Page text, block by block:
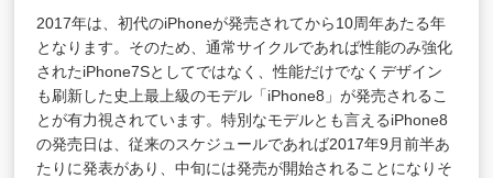
2017年は、初代のiPhoneが発売されてから10周年あたる年
となります。そのため、通常サイクルであれば性能のみ強化
されたiPhone7Sとしてではなく、性能だけでなくデザイン
も刷新した史上最上級のモデル「iPhone8」が発売されるこ
とが有力視されています。特別なモデルとも言えるiPhone8
の発売日は、従来のスケジュールであれば2017年9月前半あ
たりに発表があり、中旬には発売が開始されることになりそ